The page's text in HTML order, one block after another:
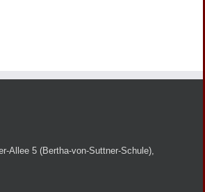
Allee 5 (Bertha-von-Suttner-Schule),